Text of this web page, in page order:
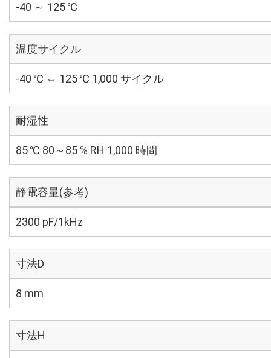
-40 ～ 125 ℃
温度サイクル
-40 ℃ ⇔ 125 ℃ 1,000 サイクル
耐湿性
85 ℃ 80～85 % RH 1,000 時間
静電容量(参考)
2300 pF/1kHz
寸法D
8 mm
寸法H